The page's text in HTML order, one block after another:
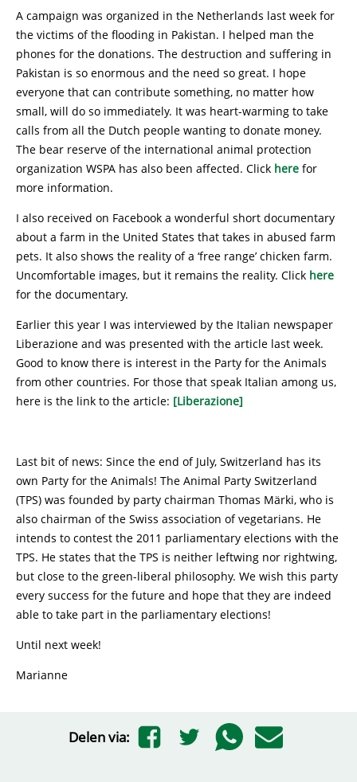
A campaign was organized in the Netherlands last week for
the victims of the flooding in Pakistan. I helped man the
phones for the donations. The destruction and suffering in
Pakistan is so enormous and the need so great. I hope
everyone that can contribute something, no matter how
small, will do so immediately. It was heart-warming to take
calls from all the Dutch people wanting to donate money.
The bear reserve of the international animal protection
organization WSPA has also been affected. Click here for
more information.
I also received on Facebook a wonderful short documentary
about a farm in the United States that takes in abused farm
pets. It also shows the reality of a ‘free range’ chicken farm.
Uncomfortable images, but it remains the reality. Click here
for the documentary.
Earlier this year I was interviewed by the Italian newspaper
Liberazione and was presented with the article last week.
Good to know there is interest in the Party for the Animals
from other countries. For those that speak Italian among us,
here is the link to the article: [Liberazione]
Last bit of news: Since the end of July, Switzerland has its
own Party for the Animals! The Animal Party Switzerland
(TPS) was founded by party chairman Thomas Märki, who is
also chairman of the Swiss association of vegetarians. He
intends to contest the 2011 parliamentary elections with the
TPS. He states that the TPS is neither leftwing nor rightwing,
but close to the green-liberal philosophy. We wish this party
every success for the future and hope that they are indeed
able to take part in the parliamentary elections!
Until next week!
Marianne
Delen via: